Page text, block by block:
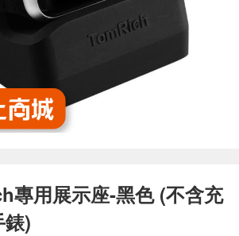
專用展示座-黑色 (不含充
)